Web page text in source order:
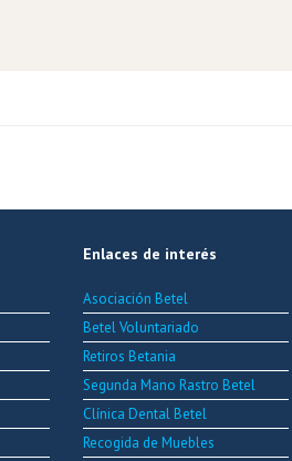
Enlaces de interés
Asociación Betel
Betel Voluntariado
Retiros Betania
Segunda Mano Rastro Betel
Clínica Dental Betel
Recogida de Muebles